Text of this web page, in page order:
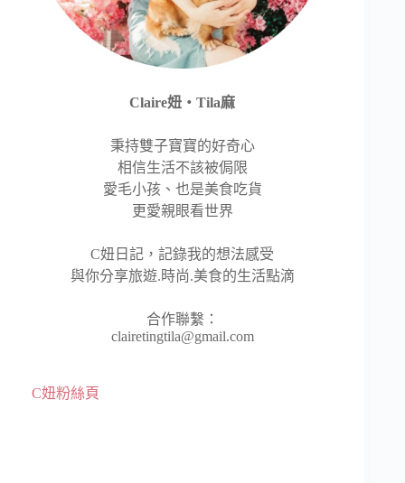
Claire妞‧Tila麻
秉持雙子寶寶的好奇心
相信生活不該被侷限
愛毛小孩、也是美食吃貨
更愛親眼看世界
C妞日記，記錄我的想法感受
與你分享旅遊.時尚.美食的生活點滴
合作聯繫：
clairetingtila@gmail.com
C妞粉絲頁